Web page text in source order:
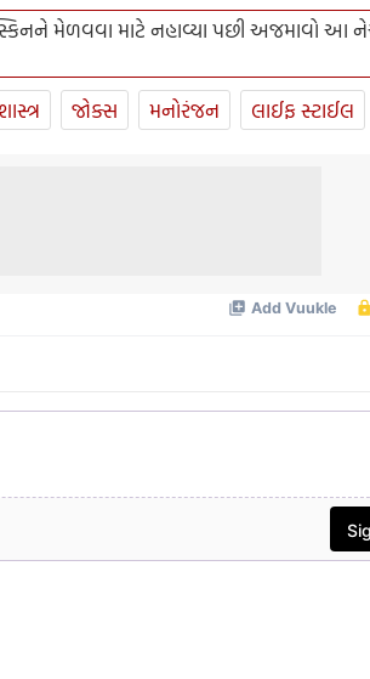
મેળવવા માટે નહાવ્યા પછી અજમાવો આ
જોક્સ મનોરંજન લાઈફ સ્ટાઈલ